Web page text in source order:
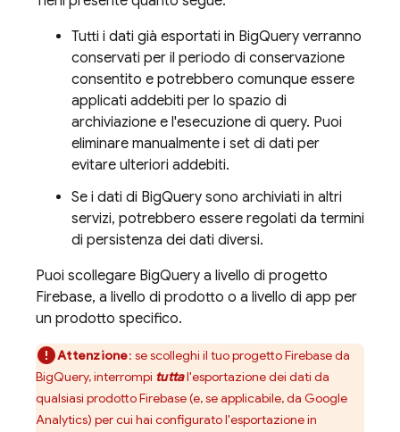
Tutti i dati già esportati in BigQuery verranno
conservati per il periodo di conservazione
consentito e potrebbero comunque essere
applicati addebiti per lo spazio di
archiviazione e l'esecuzione di query. Puoi
eliminare manualmente i set di dati per
evitare ulteriori addebiti.
Se i dati di BigQuery sono archiviati in altri
servizi, potrebbero essere regolati da termini
di persistenza dei dati diversi.
Puoi scollegare BigQuery a livello di progetto
Firebase, a livello di prodotto o a livello di app per
un prodotto specifico.
Attenzione: se scolleghi il tuo progetto Firebase da
BigQuery, interrompi tuttal'esportazione dei dati da
qualsiasi prodotto Firebase (e, se applicabile, da Google
Analytics) per cui hai configurato l'esportazione in